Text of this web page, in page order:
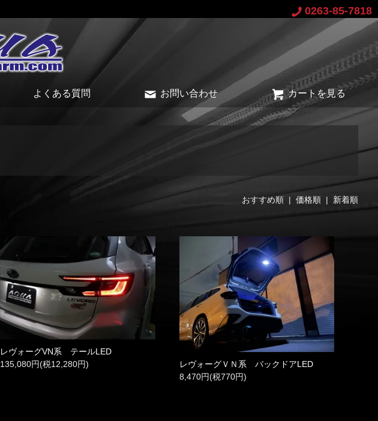
0263-85-7818
よくある質問 お問い合わせ カートを見る
おすすめ順 | 価格順| 新着順
レヴォーグVN系 テールLED
135,080円(税12,280円)
レヴォーグＶＮ系 バックドアLED
8,470円(税770円)